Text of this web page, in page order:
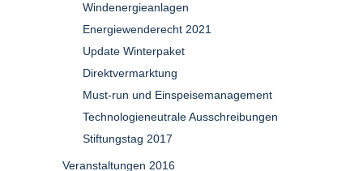
Windenergieanlagen
Energiewenderecht 2021
Update Winterpaket
Direktvermarktung
Must-run und Einspeisemanagement
Technologieneutrale Ausschreibungen
Stiftungstag 2017
Veranstaltungen 2016